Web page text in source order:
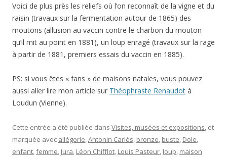
Voici de plus près les reliefs où l’on reconnaît de la vigne et du
raisin (travaux sur la fermentation autour de 1865) des
moutons (allusion au vaccin contre le charbon du mouton
qu’il mit au point en 1881), un loup enragé (travaux sur la rage
à partir de 1881, premiers essais du vaccin en 1885).
PS: si vous êtes « fans » de maisons natales, vous pouvez
aussi aller lire mon article sur Théophraste Renaudot à
Loudun (Vienne).
Cette entrée a été publiée dans Visites, musées et expositions, et
marquée avec allégorie,Antonin Carlès, bronze, buste, Dole,
enfant,femme, Jura, Léon Chifflot, Louis Pasteur, loup, maison